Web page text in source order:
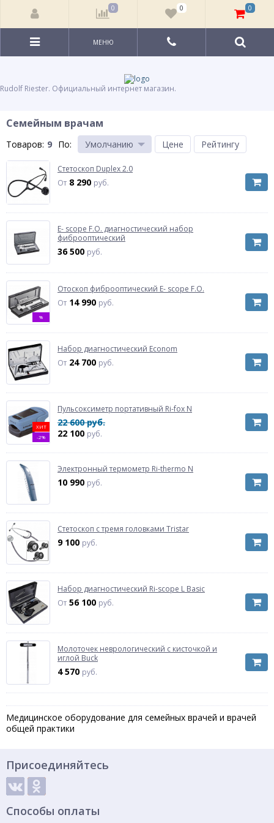
Rudolf Riester. Официальный интернет магазин.
МЕНЮ
Семейным врачам
Товаров: 9 По: Умолчанию Цене Рейтингу
Стетоскоп Duplex 2.0
От 8 290 руб.
E- scope F.O. диагностический набор
фиброоптический
36 500 руб.
%
Отоскоп фиброоптический E- scope F.O.
От 14 990 руб.
Набор диагностический Econom
От 24 700 руб.
ХИТ
-2%
Пульсоксиметр портативный Ri-fox N
22 600 руб.
22 100 руб.
Электронный термометр Ri-thermo N
10 990 руб.
Стетоскоп с тремя головками Tristar
9 100 руб.
Набор диагностический Ri-scope L Basic
От 56 100 руб.
Молоточек неврологический с кисточкой и
иглой Buck
4 570 руб.
Медицинское оборудование для семейных врачей и врачей
общей практики
Присоединяйтесь
Способы оплаты
0 0 0